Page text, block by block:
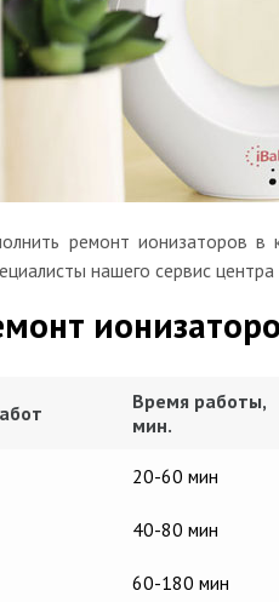
ремонт ионизаторов в
нашего сервис
Время работы,
мин.
20-60 мин
40-80 мин
60-180 мин